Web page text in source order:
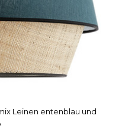
Leinen entenblau und